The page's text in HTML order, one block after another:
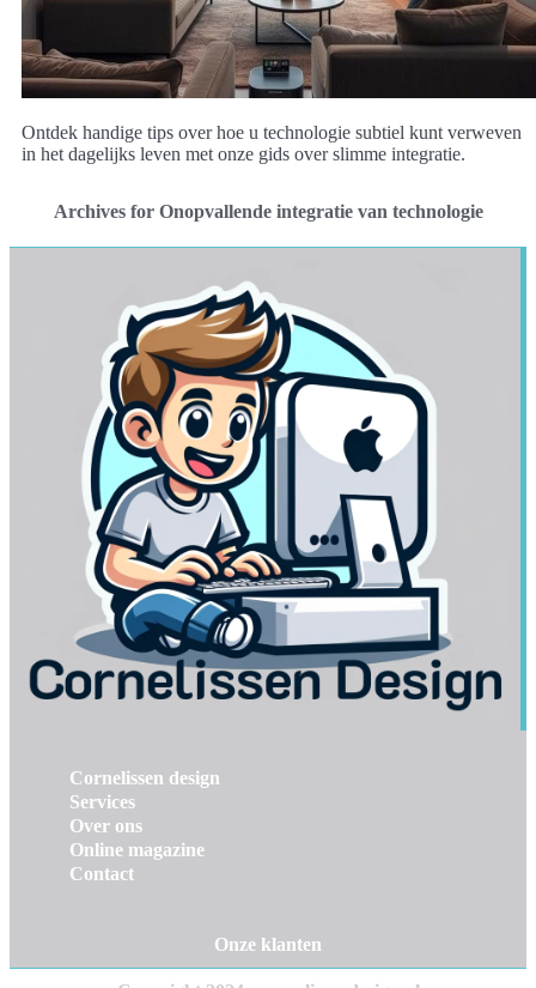
Ontdek handige tips over hoe u technologie subtiel kunt verweven
in het dagelijks leven met onze gids over slimme integratie.
Archives for Onopvallende integratie van technologie
Cornelissen design
Services
Over ons
Online magazine
Contact
Onze klanten